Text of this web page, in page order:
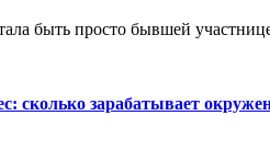
быть просто бывшей
сколько зарабатывает